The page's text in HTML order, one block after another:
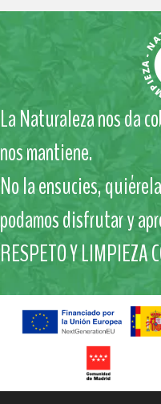
La Naturaleza nos da
nos mantiene.
No la ensucies,
podamos disfrutar y
RESPETO Y LIMPIEZA